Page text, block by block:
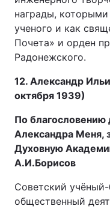
награды, которыми
ученого и как
Почета» и орден
Радонежского.
12. Александр
октября 1939)
По благословению
Александра Меня,
Духовную
А.И.Борисов
Советский
общественный